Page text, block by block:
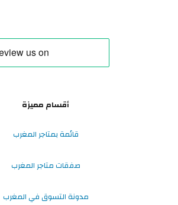
أقسام مميزة
قائمة بمتاجر المغرب
صفقات متاجر المغرب
مدونة التسوق في المغرب